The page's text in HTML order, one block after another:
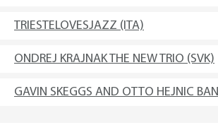
TRIESTELOVESJAZZ (ITA)
ONDREJ KRAJNAK THE NEW TRIO (SVK)
GAVIN SKEGGS AND OTTO HEJNIC